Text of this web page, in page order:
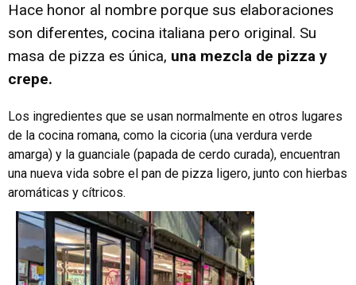
Hace honor al nombre porque sus elaboraciones
son diferentes, cocina italiana pero original. Su
masa de pizza es única, una mezcla de pizza y
crepe.
Los ingredientes que se usan normalmente en otros lugares
de la cocina romana, como la cicoria (una verdura verde
amarga) y la guanciale (papada de cerdo curada), encuentran
una nueva vida sobre el pan de pizza ligero, junto con hierbas
aromáticas y cítricos.